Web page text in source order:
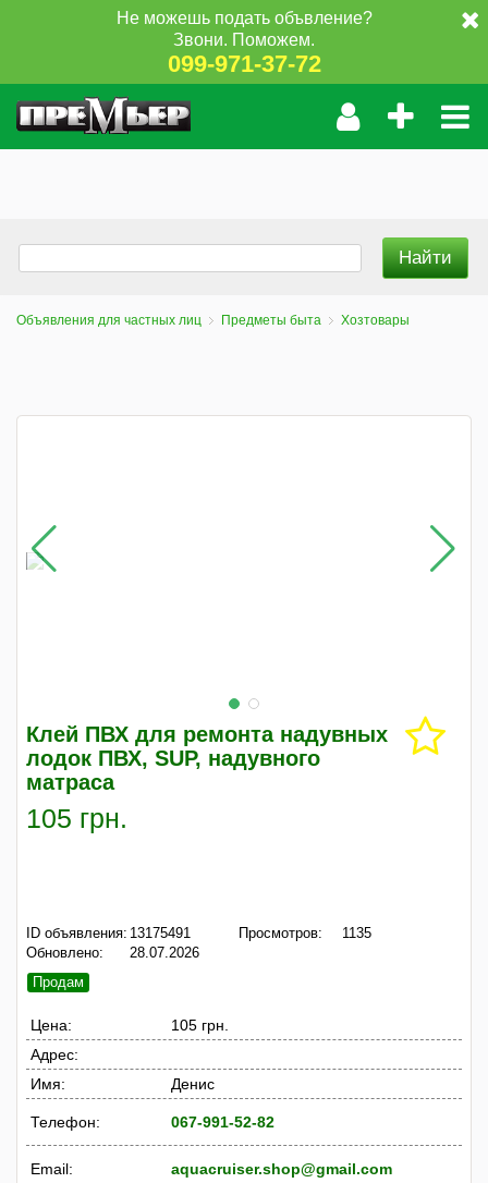
Не можешь подать объвление?
Звони. Поможем.
099-971-37-72
Объявления для частных лиц Предметы быта Хозтовары
Клей ПВХ для ремонта надувных
лодок ПВХ, SUP, надувного
матраса
105 грн.
ID объявления: 13175491
Обновлено:
28.07.2026
Просмотров: 1135
Продам
Цена:
105 грн.
Адрес:
Имя:
Денис
Телефон: 067-991-52-82
Email: aquacruiser.shop@gmail.com